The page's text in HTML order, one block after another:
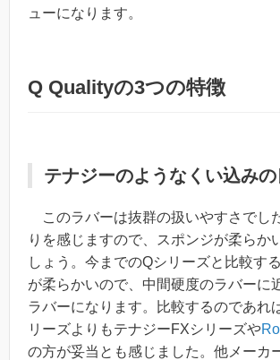
ューになります。
Q Qualityの3つの特徴
テナジーのようなくい込みの
このラバーは抜群の扱いやすさでし
りを感じますので、スポンジが柔らか
しょう。今までのQシリーズと比較す
が柔らかいので、中間硬度のラバーに
ラバーになります。比較するのであれ
リーズよりもテナジーFXシリーズや
の方が妥当とも感じました。他メーカ